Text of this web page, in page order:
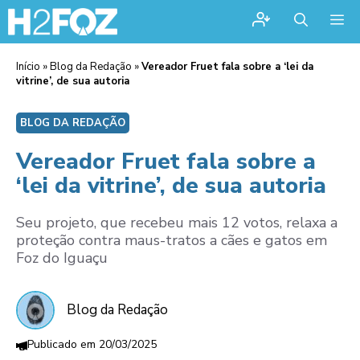
Início »Blog da Redação »Vereador Fruet fala sobre a ‘lei da
vitrine’, de sua autoria
BLOG DA REDAÇÃO
Vereador Fruet fala sobre a
‘lei da vitrine’, de sua autoria
Seu projeto, que recebeu mais 12 votos, relaxa a
proteção contra maus-tratos a cães e gatos em
Foz do Iguaçu
Blog da Redação
20/03/2025